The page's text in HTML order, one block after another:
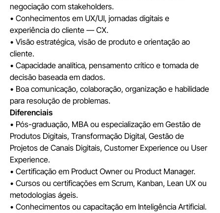
negociação com stakeholders.
• Conhecimentos em UX/UI, jornadas digitais e
experiência do cliente — CX.
• Visão estratégica, visão de produto e orientação ao
cliente.
• Capacidade analítica, pensamento crítico e tomada de
decisão baseada em dados.
• Boa comunicação, colaboração, organização e habilidade
para resolução de problemas.
Diferenciais
• Pós-graduação, MBA ou especialização em Gestão de
Produtos Digitais, Transformação Digital, Gestão de
Projetos de Canais Digitais, Customer Experience ou User
Experience.
• Certificação em Product Owner ou Product Manager.
• Cursos ou certificações em Scrum, Kanban, Lean UX ou
metodologias ágeis.
• Conhecimentos ou capacitação em Inteligência Artificial.